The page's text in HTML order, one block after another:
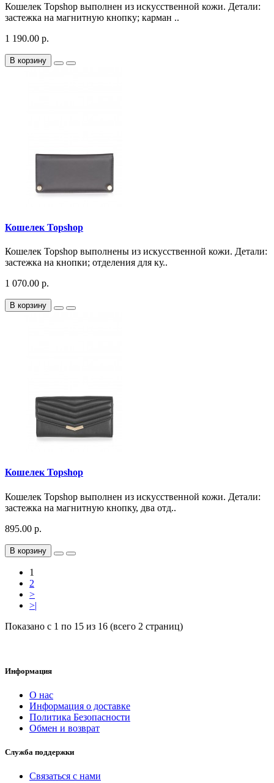
Кошелек Topshop выполнен из искусственной кожи. Детали:
застежка на магнитную кнопку; карман ..
1 190.00 р.
В корзину
Кошелек Topshop
Кошелек Topshop выполнены из искусственной кожи. Детали:
застежка на кнопки; отделения для ку..
1 070.00 р.
В корзину
Кошелек Topshop
Кошелек Topshop выполнен из искусственной кожи. Детали:
застежка на магнитную кнопку, два отд..
895.00 р.
В корзину
1
2
>
>|
Показано с 1 по 15 из 16 (всего 2 страниц)
Информация
О нас
Информация о доставке
Политика Безопасности
Обмен и возврат
Служба поддержки
Связаться с нами